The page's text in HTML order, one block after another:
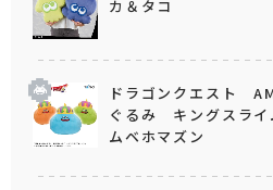
カ＆タコ
ドラゴンクエスト
ぐるみ キングスライ
ムベホマズン